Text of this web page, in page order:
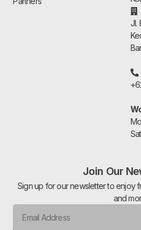
Jl.
Join Our
Sign up for our newsletter to enjoy
and